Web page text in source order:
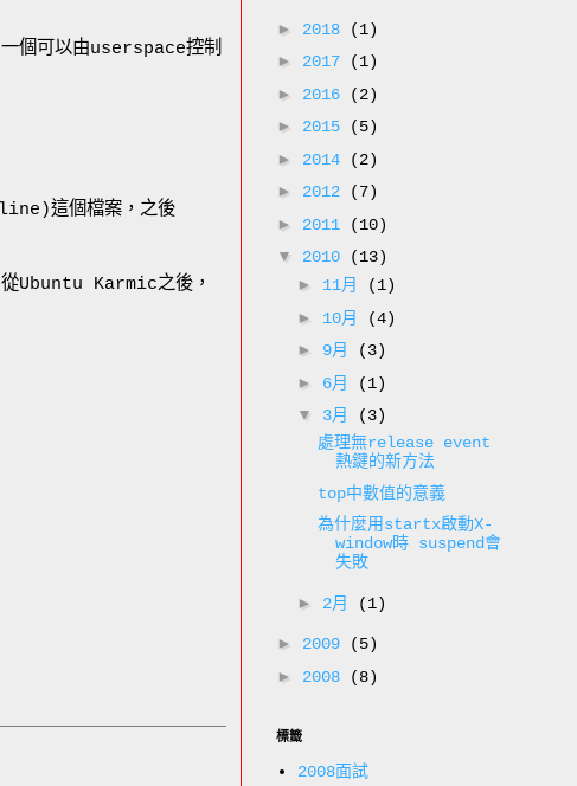
個可以由userspace控制
這個檔案，之後
Ubuntu Karmic之後，
► 2018
(1)
► 2017
(1)
► 2016
(2)
► 2015
(5)
► 2014
(2)
► 2012
(7)
► 2011
(10)
▼ 2010
(13)
► 11月
(1)
► 10月
(4)
► 9月
(3)
► 6月
(1)
▼ 3月
(3)
處理無release event
熱鍵的新方法
top中數值的意義
為什麼用startx啟動X-
window時 suspend會
失敗
► 2月 (1)
► 2009
(5)
► 2008 (8)
標籤
2008面試